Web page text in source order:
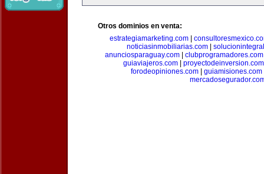
Otros dominios en venta:
estrategiamarketing.com|
noticiasinmobiliarias.com
anunciosparaguay.com
clubprogramadores.com
guiaviajeros.com| proyectodeinversion.com
forodeopiniones.com
guiamisiones.com